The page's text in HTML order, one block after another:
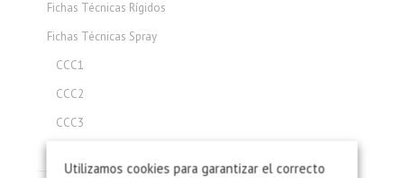
Fichas Técnicas Rígidos
Fichas Técnicas Spray
CCC1
CCC2
CCC3
Utilizamos cookies para garantizar el correcto